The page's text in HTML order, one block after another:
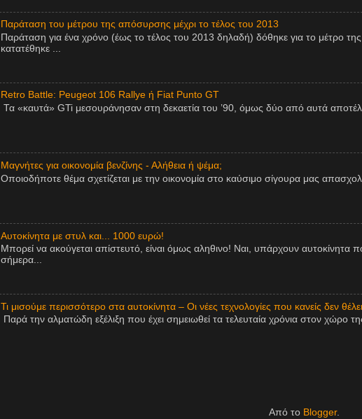
Παράταση του μέτρου της απόσυρσης μέχρι το τέλος του 2013
Παράταση για ένα χρόνο (έως το τέλος του 2013 δηλαδή) δόθηκε για το μέτρο
κατατέθηκε ...
Retro Battle: Peugeot 106 Rallye ή Fiat Punto GT
Τα «καυτά» GTi μεσουράνησαν στη δεκαετία του ’90, όμως δύο από αυτά
Μαγνήτες για οικονομία βενζίνης - Αλήθεια ή ψέμα;
Οποιοδήποτε θέμα σχετίζεται με την οικονομία στο καύσιμο σίγουρα μας
Αυτοκίνητα με στυλ και... 1000 ευρώ!
Μπορεί να ακούγεται απίστευτό, είναι όμως αληθινο! Ναι, υπάρχουν
σήμερα...
Τι μισούμε περισσότερο στα αυτοκίνητα – Οι νέες τεχνολογίες που κανείς δεν θέλει
Παρά την αλματώδη εξέλιξη που έχει σημειωθεί τα τελευταία χρόνια στον χώρο
Από το Blogger.